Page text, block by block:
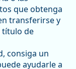
que obtenga
transferirse y
título de
consiga un
ayudarle a